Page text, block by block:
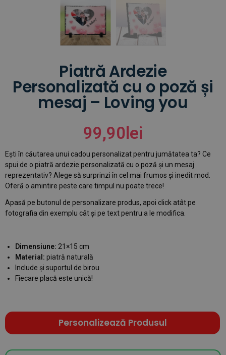
Piatră Ardezie
Personalizată cu o poză și
mesaj – Loving you
99,90lei
Ești în căutarea unui cadou personalizat pentru jumătatea ta? Ce
spui de o piatră ardezie personalizată cu o poză și un mesaj
reprezentativ? Alege să surprinzi în cel mai frumos și inedit mod.
Oferă o amintire peste care timpul nu poate trece!
Apasă pe butonul de personalizare produs, apoi click atât pe
fotografia din exemplu cât și pe text pentru a le modifica.
Dimensiune: 21×15 cm
Material: piatră naturală
Include și suportul de birou
Fiecare placă este unică!
Personalizează Produsul